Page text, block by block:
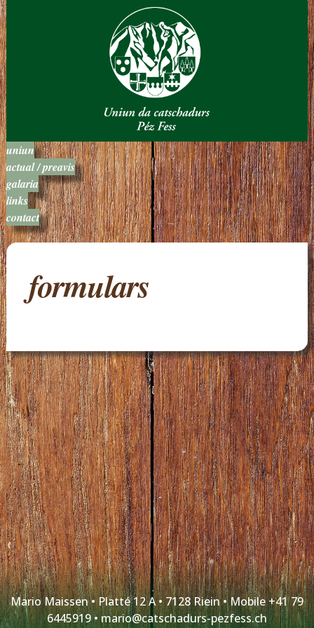
uniun
actual / preavis
galaria
links
contact
formulars
Mario Maissen • Platté 12 A • 7128 Riein • Mobile +41 79
6445919 •mario@catschadurs-pezfess.ch